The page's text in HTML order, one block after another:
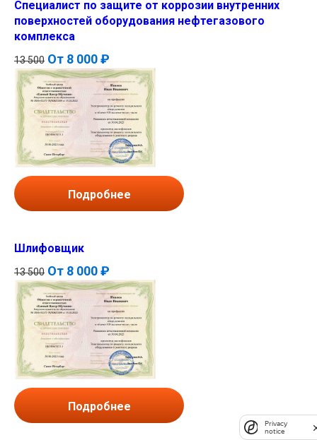
Специалист по защите от коррозии внутренних
поверхностей оборудования нефтегазового
комплекса
13 500 От 8 000 ₽
Подробнее
Шлифовщик
13 500 От 8 000 ₽
Подробнее
Privacy
notice